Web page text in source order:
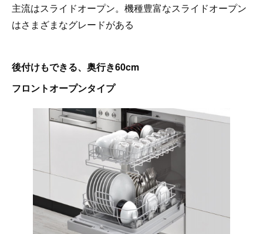
主流はスライドオープン。機種豊富なスライドオープン
はさまざまなグレードがある
後付けもできる、奥行き60cm
フロントオープンタイプ